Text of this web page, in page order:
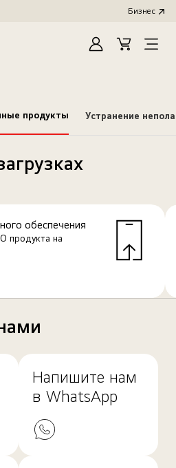
Бизнес
Cart
Open
продукты Устранение
обеспечения
продукта на
Напишите нам
в WhatsApp